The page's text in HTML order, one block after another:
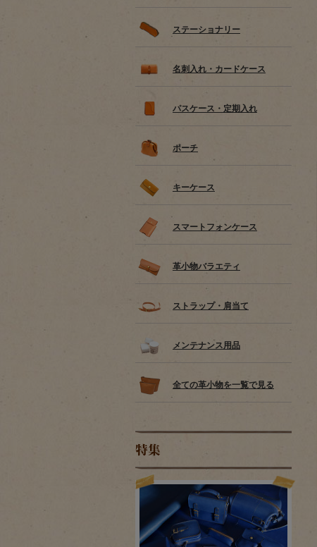
ステーショナリー
名刺入れ・カードケース
パスケース・定期入れ
ポーチ
キーケース
スマートフォンケース
革小物バラエティ
ストラップ・肩当て
メンテナンス用品
全ての革小物を一覧で見る
特集